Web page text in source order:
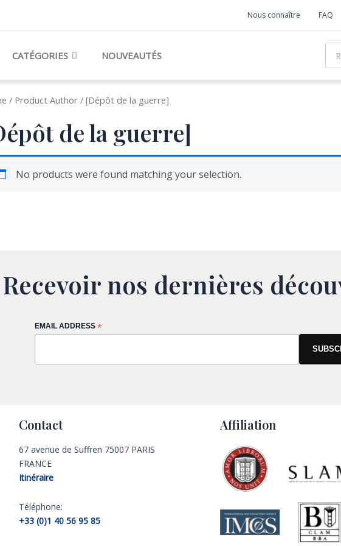
Nous connaître FAQ
CATÉGORIES NOUVEAUTÉS
/ Product Author / [Dépôt de la guerre]
de la guerre]
No products were found matching your selection.
Recevoir nos dernières
EMAIL ADDRESS *
Contact
67 avenue de Suffren 75007 PARIS
FRANCE
Itinéraire
Téléphone:
+33 (0)1 40 56 95 85
Affiliation